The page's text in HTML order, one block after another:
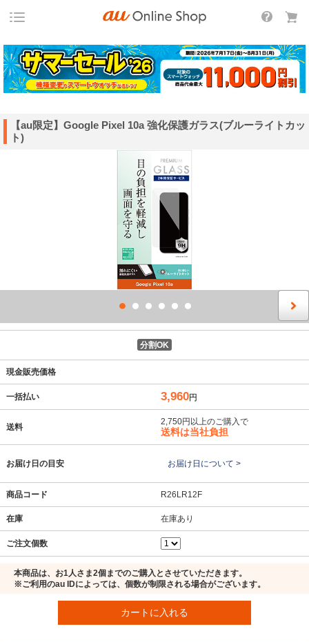
【au限定】Google Pixel 10a 強化保護ガラス(ブルーライトカッ
ト)
分割OK
現金販売価格
一括払い 3,960円
送料
2,750円以上のご購入で
送料は当社負担
お届け日の目安 お届け日について >
商品コード R26LR12F
在庫 在庫あり
ご注文個数
本商品は、お1人さま2個までのご購入とさせていただきます。
※ご利用のau IDによっては、個数が制限される場合がございます。
カートに入れる